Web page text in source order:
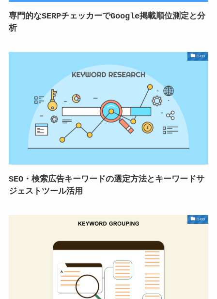
専門的なSERPチェッカーでGoogle掲載順位測定と分
析
seo
SEO・検索広告キーワードの選定方法とキーワードサ
ジェストツール活用
seo